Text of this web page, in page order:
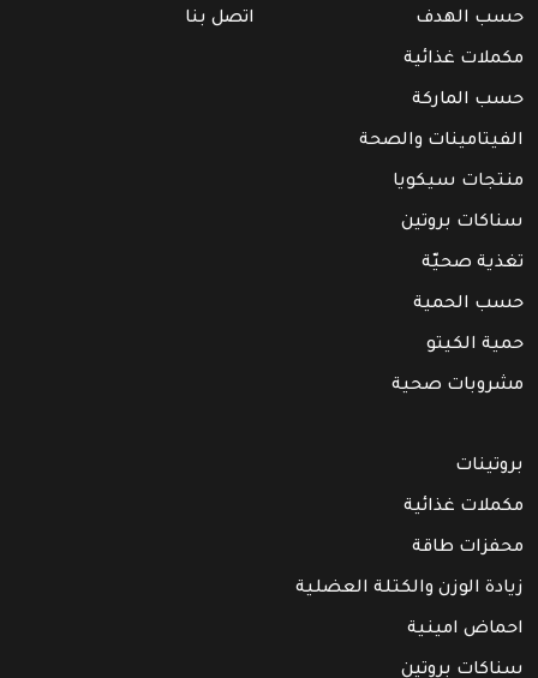
حسب الهدف
مكملات غذائية
حسب الماركة
الفيتامينات والصحة
منتجات سيكويا
سناكات بروتين
تغذية صحيّة
حسب الحمية
حمية الكيتو
مشروبات صحية
اتصل بنا
بروتينات
مكملات غذائية
محفزات طاقة
زيادة الوزن والكتلة العضلية
احماض امينية
سناكات بروتين